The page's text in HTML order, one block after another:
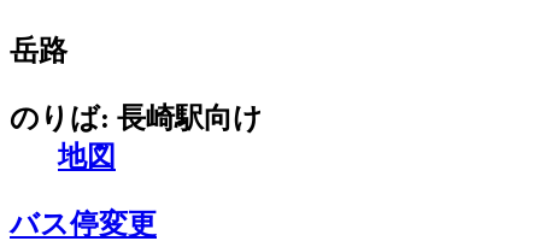
岳路
のりば: 長崎駅向け
地図
バス停変更